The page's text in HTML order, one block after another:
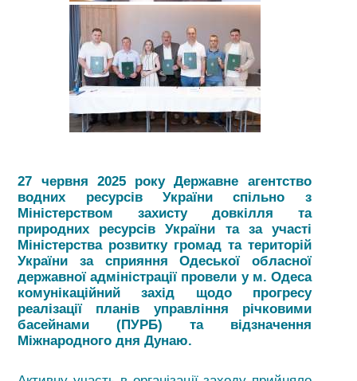
27 червня 2025 року Державне агентство
водних ресурсів України спільно з
Міністерством захисту довкілля та
природних ресурсів України та за участі
Міністерства розвитку громад та територій
України за сприяння Одеської обласної
державної адміністрації провели у м. Одеса
комунікаційний захід щодо прогресу
реалізації планів управління річковими
басейнами (ПУРБ) та відзначення
Міжнародного дня Дунаю.